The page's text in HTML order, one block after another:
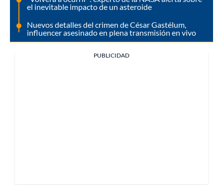
el inevitable impacto de un asteroide
Nuevos detalles del crimen de César Gastélum,
influencer asesinado en plena transmisión en vivo
PUBLICIDAD